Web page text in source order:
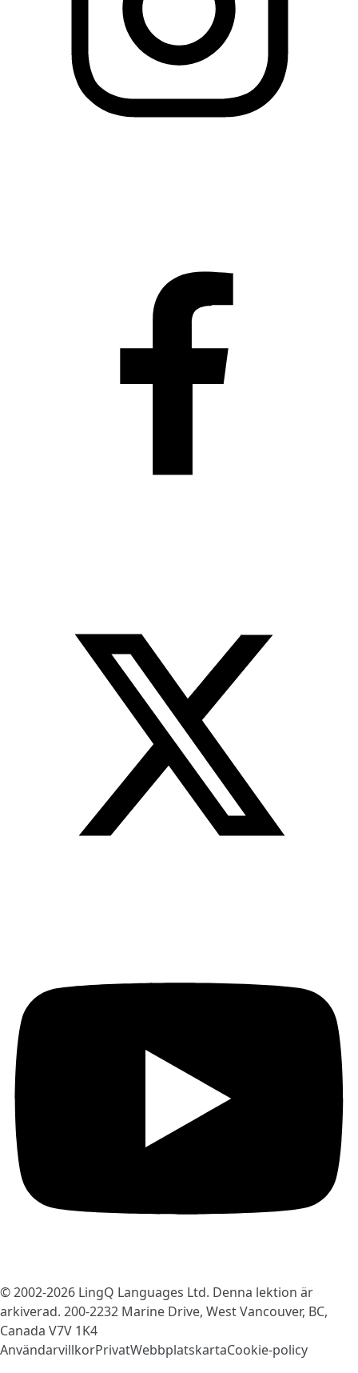
© 2002-2026 LingQ Languages Ltd. Denna lektion är
arkiverad. 200-2232 Marine Drive, West Vancouver, BC,
Canada V7V 1K4
AnvändarvillkorPrivatWebbplatskartaCookie-policy